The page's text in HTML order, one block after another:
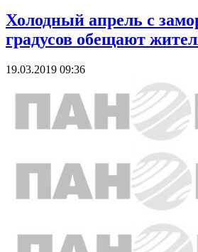
Холодный апрель с
градусов обещают
19.03.2019 09:36